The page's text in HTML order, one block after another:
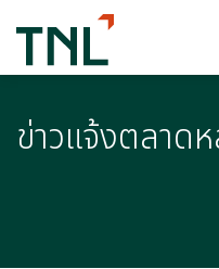
ค้นหาในเว็บไซต์
ข่าวแจ้งตลาด